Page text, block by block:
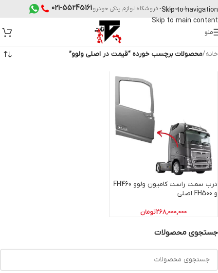
Skip to navigation
Skip to main content
تات خودرو - فروشگاه لوازم یدکی خودرو021-55245161
منو
جستجوی محصولات
خانه/محصولات برچسب خورده “قیمت در اصلی ولوو”
درب سمت راست کامیون ولوو FH460
و FH500 اصلی
268,000,000تومان